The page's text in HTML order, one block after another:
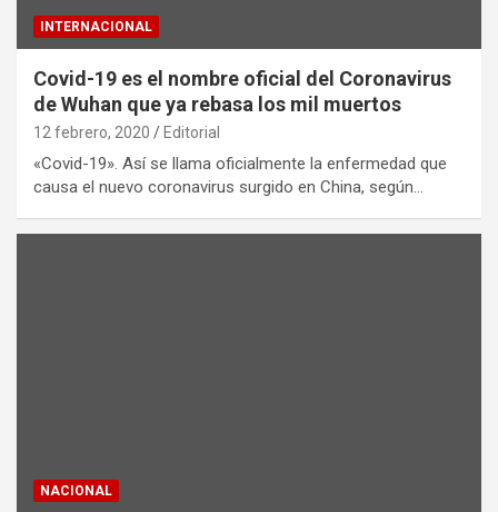
INTERNACIONAL
Covid-19 es el nombre oficial del Coronavirus
de Wuhan que ya rebasa los mil muertos
12 febrero, 2020 Editorial
«Covid-19». Así se llama oficialmente la enfermedad que
causa el nuevo coronavirus surgido en China, según…
NACIONAL